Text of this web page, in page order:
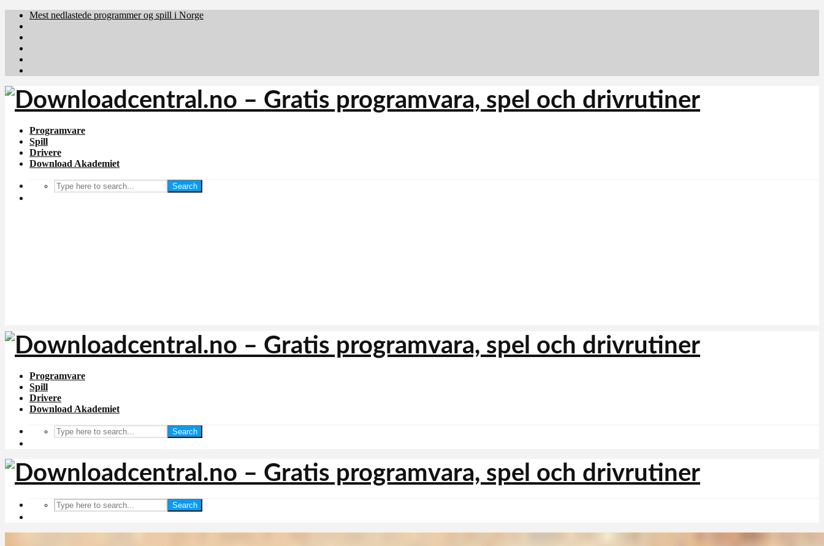
Mest nedlastede programmer og spill i Norge
Programvare
Spill
Drivere
Download Akademiet
Search
Programvare
Spill
Drivere
Download Akademiet
Search
Search